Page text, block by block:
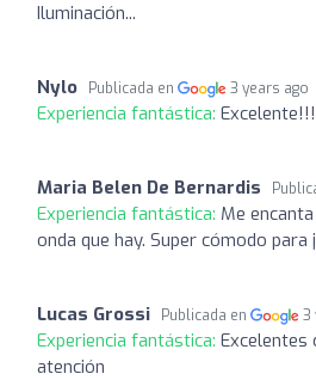
Iluminación...
Nylo Publicada en 3 years ago
Experiencia fantástica: Excelente!!!
Maria Belen De Bernardis
Experiencia fantástica: Me
onda que hay. Super cómodo para
Lucas Grossi Publicada en 3
Experiencia fantástica: Excelentes
atención